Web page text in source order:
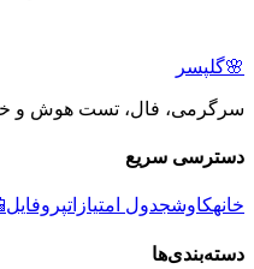
🌸گلپسر
سرگرمی، فال، تست هوش و
دسترسی سریع
خانهکاوشجدول امتیازاتپروفایل
دسته‌بندی‌ها